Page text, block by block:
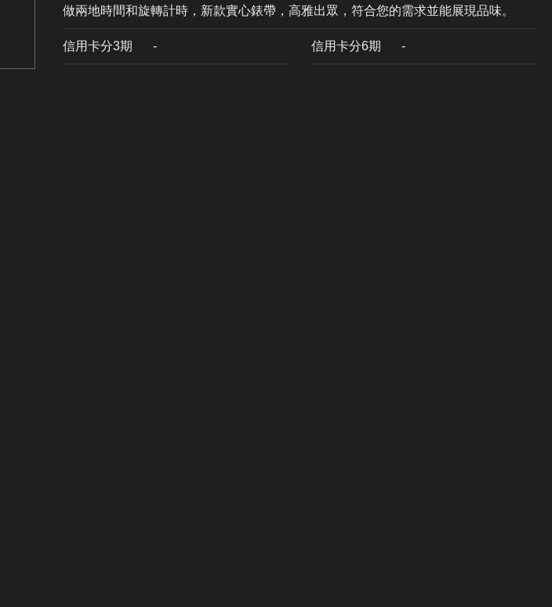
做兩地時間和旋轉計時，新款實心錶帶，高雅出眾，符合您的需求並能展現品味。
信用卡分3期 ​- 信用卡分6期 -